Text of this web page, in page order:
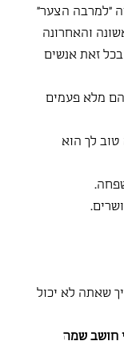
״למרבה הצער״
והאחרונה
זאת אנשים
מלא פעמים
לך הוא
שאתה לא יכול
חושב שמה